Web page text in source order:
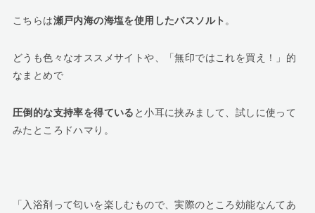
こちらは瀬戸内海の海塩を使用したバスソルト 。
どうも色々なオススメサイトや、「無印ではこれを買え！」的
なまとめで
圧倒的な支持率を得ている と小耳に挟みまして、試しに使って
みたところドハマり。
「入浴剤って匂いを楽しむもので、実際のところ効能なんてあ